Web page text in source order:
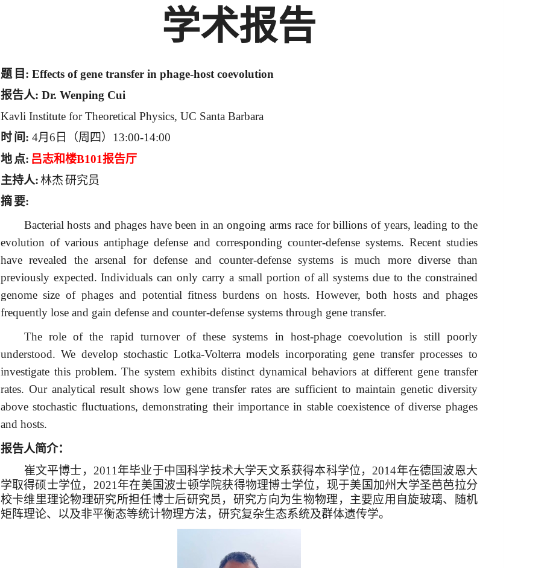
学术报告
题 目 : Effects of gene transfer in phage-host coevolution
报告人: Dr. Wenping Cui
Kavli Institute for Theoretical Physics, UC Santa Barbara
时 间: 4月 6 日（周四） 13:00-14:00
地 点: 吕志和楼B101报告厅
主持人:林杰研究员
摘 要:
Bacterial hosts and phages have been in an ongoing arms race for billions of years, leading to the
evolution of various antiphage defense and corresponding counter-defense systems. Recent studies
have revealed the arsenal for defense and counter-defense systems is much more diverse than
previously expected. Individuals can only carry a small portion of all systems due to the constrained
genome size of phages and potential fitness burdens on hosts. However, both hosts and phages
frequently lose and gain defense and counter-defense systems through gene transfer.
The role of the rapid turnover of these systems in host-phage coevolution is still poorly
understood. We develop stochastic Lotka-Volterra models incorporating gene transfer processes to
investigate this problem. The system exhibits distinct dynamical behaviors at different gene transfer
rates. Our analytical result shows low gene transfer rates are sufficient to maintain genetic diversity
above stochastic fluctuations, demonstrating their importance in stable coexistence of diverse phages
and hosts.
报告人简介：
崔文平博士， 2011 年毕业于中国科学技术大学天文系获得本科学位， 2014年在德国波恩大
学取得硕士学位， 2021 年在美国波士顿学院获得物理博士学位，现于美国加州大学圣芭芭拉分
校卡维里理论物理研究所担任博士后研究员，研究方向为生物物理，主要应用自旋玻璃、随机
矩阵理论、以及非平衡态等统计物理方法，研究复杂生态系统及群体遗传学。